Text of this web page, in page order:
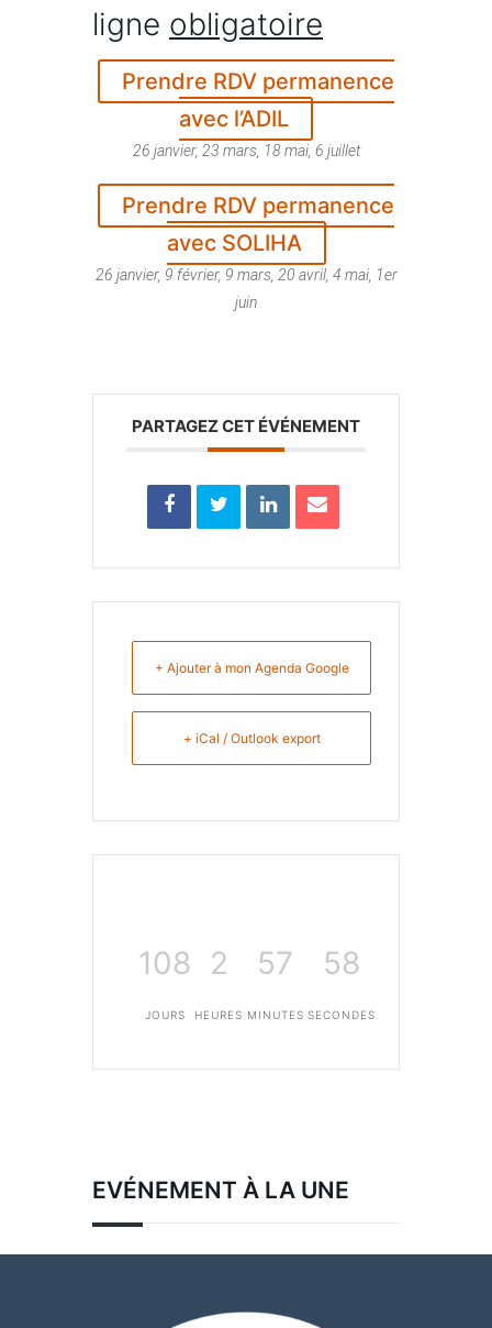
ligne obligatoire
Prendre RDV permanence
avec l’ADIL
26 janvier, 23 mars, 18 mai, 6 juillet
Prendre RDV permanence
avec SOLIHA
26 janvier, 9 février, 9 mars, 20 avril, 4 mai, 1er
juin
PARTAGEZ CET ÉVÉNEMENT
+ Ajouter à mon Agenda Google
+ iCal / Outlook export
108
JOURS
2
HEURES
57
MINUTES
58
SECONDES
EVÉNEMENT À LA UNE